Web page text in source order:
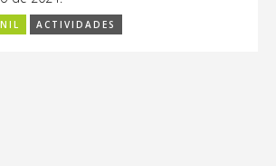
ACTIVIDADES